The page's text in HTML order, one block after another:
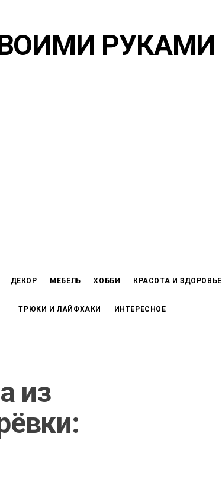
ДЕКОР МЕБЕЛЬ ХОББИ КРАСОТА И ЗДОРОВЬЕ
ТРЮКИ И ЛАЙФХАКИ ИНТЕРЕСНОЕ
из